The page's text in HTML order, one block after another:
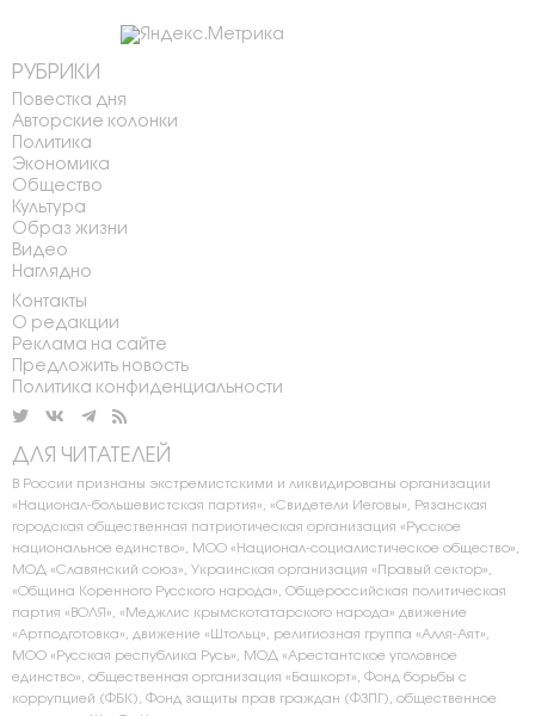
РУБРИКИ
Повестка дня
Авторские колонки
Политика
Экономика
Общество
Культура
Образ жизни
Видео
Наглядно
Контакты
О редакции
Реклама на сайте
Предложить новость
Политика конфиденциальности
ДЛЯ ЧИТАТЕЛЕЙ
В России признаны экстремистскими и ликвидированы организации
«Национал-большевистская партия», «Свидетели Иеговы», Рязанская
городская общественная патриотическая организация «Русское
национальное единство», МОО «Национал-социалистическое общество»,
МОД «Славянский союз», Украинская организация «Правый сектор»,
«Община Коренного Русского народа», Общероссийская политическая
партия «ВОЛЯ», «Меджлис крымскотатарского народа» движение
«Артподготовка», движение «Штольц», религиозная группа «Алля-Аят»,
МОО «Русская республика Русь», МОД «Арестантское уголовное
единство», общественная организация «Башкорт», Фонд борьбы с
коррупцией (ФБК), Фонд защиты прав граждан (ФЗПГ), общественное